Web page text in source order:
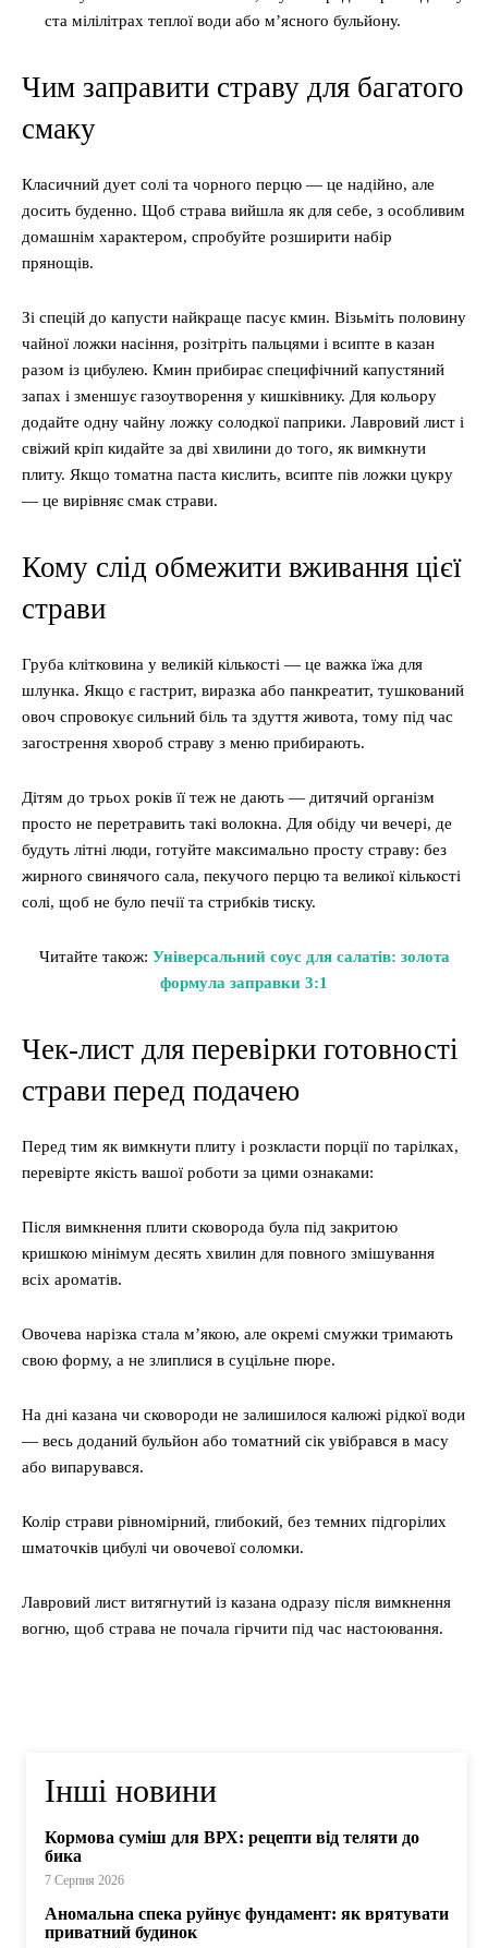
ста мілілітрах теплої води або м’ясного бульйону.
Чим заправити страву для багатого
смаку
Класичний дует солі та чорного перцю — це надійно, але
досить буденно. Щоб страва вийшла як для себе, з особливим
домашнім характером, спробуйте розширити набір
прянощів.
Зі спецій до капусти найкраще пасує кмин. Візьміть половину
чайної ложки насіння, розітріть пальцями і всипте в казан
разом із цибулею. Кмин прибирає специфічний капустяний
запах і зменшує газоутворення у кишківнику. Для кольору
додайте одну чайну ложку солодкої паприки. Лавровий лист і
свіжий кріп кидайте за дві хвилини до того, як вимкнути
плиту. Якщо томатна паста кислить, всипте пів ложки цукру
— це вирівняє смак страви.
Кому слід обмежити вживання цієї
страви
Груба клітковина у великій кількості — це важка їжа для
шлунка. Якщо є гастрит, виразка або панкреатит, тушкований
овоч спровокує сильний біль та здуття живота, тому під час
загострення хвороб страву з меню прибирають.
Дітям до трьох років її теж не дають — дитячий організм
просто не перетравить такі волокна. Для обіду чи вечері, де
будуть літні люди, готуйте максимально просту страву: без
жирного свинячого сала, пекучого перцю та великої кількості
солі, щоб не було печії та стрибків тиску.
Читайте також: Універсальний соус для салатів: золота
формула заправки 3:1
Чек-лист для перевірки готовності
страви перед подачею
Перед тим як вимкнути плиту і розкласти порції по тарілках,
перевірте якість вашої роботи за цими ознаками:
Після вимкнення плити сковорода була під закритою
кришкою мінімум десять хвилин для повного змішування
всіх ароматів.
Овочева нарізка стала м’якою, але окремі смужки тримають
свою форму, а не злиплися в суцільне пюре.
На дні казана чи сковороди не залишилося калюжі рідкої води
— весь доданий бульйон або томатний сік увібрався в масу
або випарувався.
Колір страви рівномірний, глибокий, без темних підгорілих
шматочків цибулі чи овочевої соломки.
Лавровий лист витягнутий із казана одразу після вимкнення
вогню, щоб страва не почала гірчити під час настоювання.
Інші новини
Кормова суміш для ВРХ: рецепти від теляти до
бика
7 Серпня 2026
Аномальна спека руйнує фундамент: як врятувати
приватний будинок